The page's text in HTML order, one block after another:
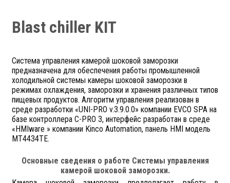
Blast chiller KIT
Система управления камерой шоковой заморозки
предназначена для обеспечения работы промышленной
холодильной системы камеры шоковой заморозки в
режимах охлаждения, заморозки и хранения различных типов
пищевых продуктов. Алгоритм управления реализован в
среде разработки «UNI-PRO v.3.9.0.0» компании EVCO SPA на
базе контроллера C-PRO 3, интерфейс разработан в среде
«HMIware » компании Kinco Automation, панель HMI модель
MТ4434ТE.
Основные сведения о работе Системы управления
камерой шоковой заморозки.